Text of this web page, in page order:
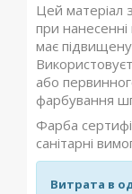
Цей матеріал
при
має
або
фарбування
Фарба
санітарні
Витрата в